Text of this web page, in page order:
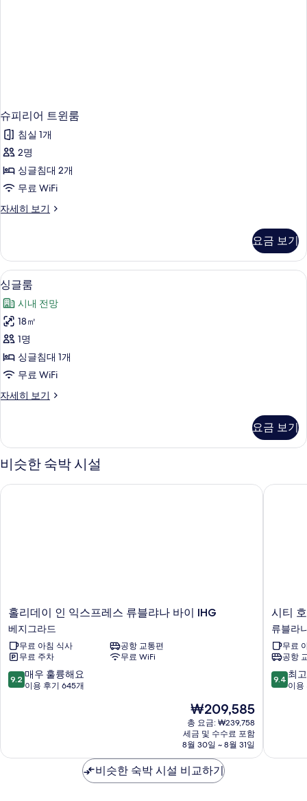
슈피리어 트윈룸
침실 1개
2명
싱글침대 2개
무료 WiFi
자세히 보기
슈
트
윈
룸
자
세
히
보
기
요금 보기
싱
글
룸
사
진
모
보
저자극성 침구, 책상, 암막 커튼, 다리
1
싱글룸
시내 전망
18㎡
1명
싱글침대 1개
무료 WiFi
자세히 보기
싱
세
히
보
요금 보기
비슷한 숙박 시설
홀
리
데
이
인
익
스
랴
홀리데이 인 익스프레스 류블랴나 바이 IHG
베지그라드
무료 아침 식사
공항 교통편
무료 주차
무료 WiFi
10
점
매
9.2 매우 훌륭해요
이용 후기 645개
현
재
요
금
₩209,585
₩209,585
총 요금: ₩239,758
세금 및 수수료 포함
8월 30일 ~ 8월 31일
홀리데이 인 익스프레스 류블랴나 바이 IHG
시
티
호
텔
류
블
랴
도
시티
류블라
무료
공항
10
점
최
9.4 최
이용
시티 호
비슷한 숙박 시설 비교하기